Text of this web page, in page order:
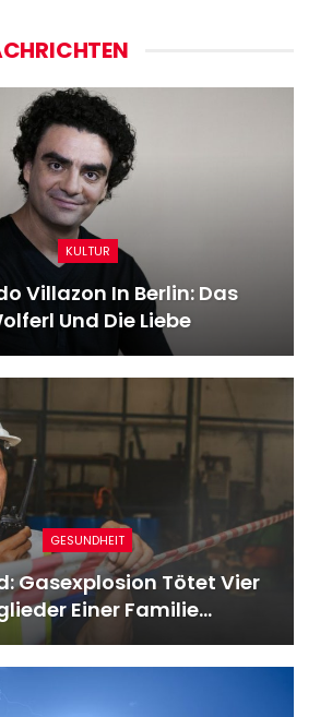
KULTUR
Villazon In Berlin: Das
Und Die Liebe
GESUNDHEIT
Gasexplosion Tötet Vier
Einer Familie…